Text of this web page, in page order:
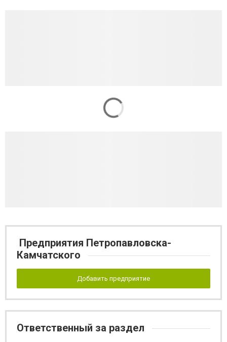
Предприятия Петропавловска-
Камчатского
Добавить предприятие
Ответственный за раздел